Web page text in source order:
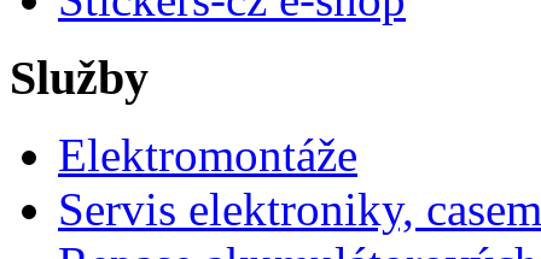
Služby
Elektromontáže
Servis elektroniky,